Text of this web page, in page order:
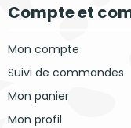
Compte et
Mon compte
Suivi de commandes
Mon panier
Mon profil